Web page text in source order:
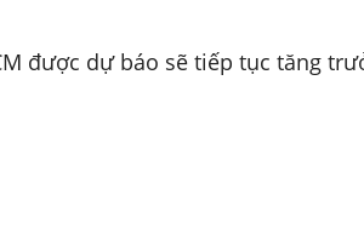
được dự báo sẽ tiếp tục tăng